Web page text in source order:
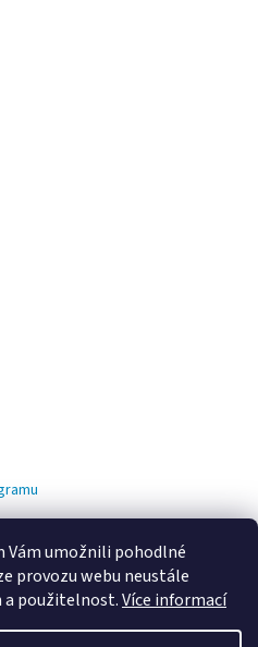
Vám umožnili pohodlné
provozu webu neustále
a použitelnost.Více informací